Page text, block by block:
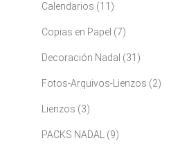
Calendarios (11)
Copias en Papel (7)
Decoración Nadal (31)
Fotos-Arquivos-Lienzos (2)
Lienzos (3)
PACKS NADAL (9)